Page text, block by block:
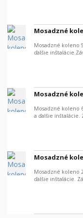
Mosadzné
Mosadzné koleno
ďalšie
Mosadzné
Mosadzné koleno
a ďalšie inštalácie.
Mosadzné
Mosadzné koleno
ďalšie inštalácie.